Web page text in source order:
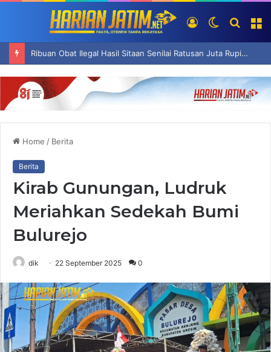
Search
for
Switch
skin
Log
In
Ribuan Obat Ilegal Hasil Sitaan Senilai Ratusan Juta Rupiah Dimusnahkan di Surabaya
Home / Berita
Berita
Kirab Gunungan, Ludruk
Meriahkan Sedekah Bumi
Bulurejo
dik 22 September 2025 0